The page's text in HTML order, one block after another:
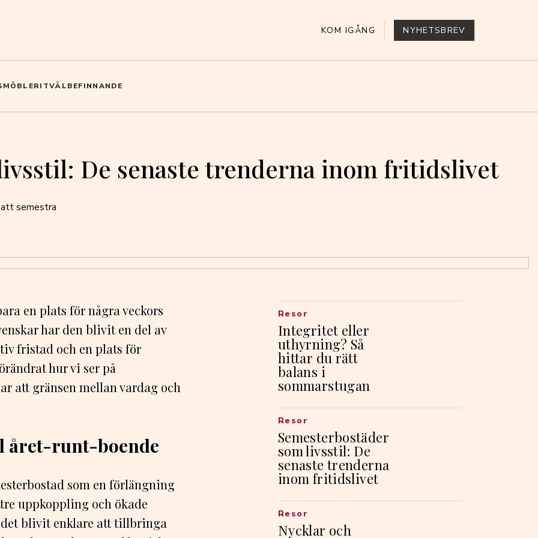
KOM IGÅNG NYHETSBREV
MÖBLERITVÄLBEFINNANDE
De senaste trenderna inom fritidslivet
semestra
en plats för några veckors
har den blivit en del av
fristad och en plats för
hur vi ser på
att gränsen mellan vardag och
året-runt-boende
som en förlängning
uppkoppling och ökade
blivit enklare att tillbringa
Integritet eller
uthyrning? Så
hittar du rätt
balans i
sommarstugan
Resor
Semesterbostäder
som livsstil: De
senaste trenderna
inom fritidslivet
Resor
Nycklar och
Resor